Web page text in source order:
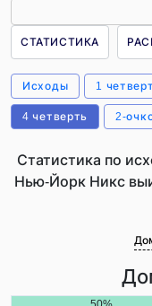
СТАТИСТИКА
Исходы 1
4 четверть 2-
Статистика по
Нью-Йорк Никс